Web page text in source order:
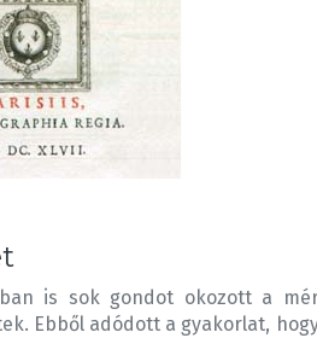
is sok gondot okozott a
Ebből adódott a gyakorlat,